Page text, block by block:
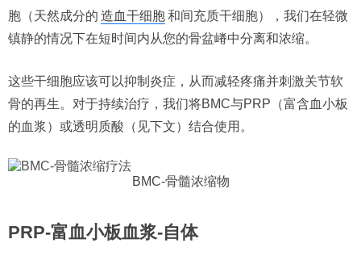
胞（天然成分的 造血干细胞和间充质干细胞），我们在轻微
镇静的情况下在短时间内从您的骨盆嵴中分离和浓缩。
这些干细胞应该可以抑制炎症，从而减轻疼痛并刺激关节软
骨的再生。对于持续治疗，我们将BMC与PRP（富含血小板
的血浆）或透明质酸（见下文）结合使用。
BMC-骨髓浓缩物
PRP-富血小板血浆-自体